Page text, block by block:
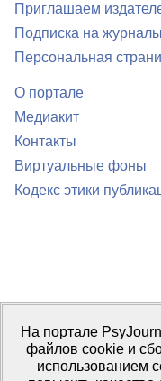
Приглашаем
Подписка на журналы
Персональная
О портале
Медиакит
Контакты
Виртуальные фоны
Кодекс этики
Портал
Правила использования
Свидетельство
2016 г.
На портале
файлов cookie и
использованием